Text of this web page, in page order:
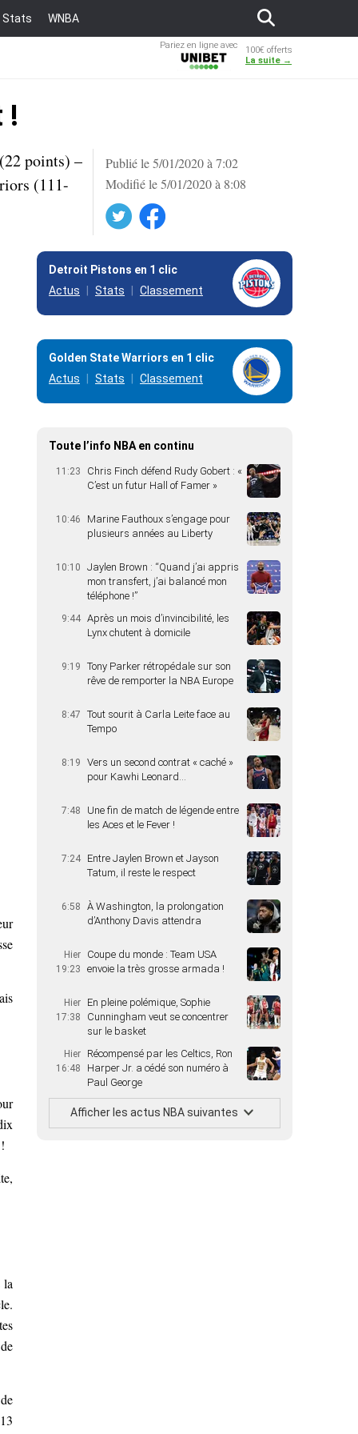
Stats WNBA
Pariez en ligne avec
100€ offerts
La suite →
!
Publié le 5/01/2020 à 7:02
Modifié le 5/01/2020 à 8:08
Facebook
points) –
(111-
la
Detroit Pistons en 1 clic
Actus
Stats Classement
Golden State Warriors en 1 clic
Actus
Stats Classement
Toute l’info NBA en continu
11:23
Chris Finch défend Rudy Gobert : «
C’est un futur Hall of Famer »
10:46
Marine Fauthoux s’engage pour
plusieurs années au Liberty
10:10
Jaylen Brown : “Quand j’ai appris
mon transfert, j’ai balancé mon
téléphone !”
9:44 Après un mois d’invincibilité, les
Lynx chutent à domicile
9:19
Tony Parker rétropédale sur son
rêve de remporter la NBA Europe
8:47
Tout sourit à Carla Leite face au
Tempo
8:19
Vers un second contrat « caché »
pour Kawhi Leonard…
7:48
Une fin de match de légende entre
les Aces et le Fever !
7:24
Entre Jaylen Brown et Jayson
Tatum, il reste le respect
6:58
À Washington, la prolongation
d’Anthony Davis attendra
Hier
19:23
Coupe du monde : Team USA
envoie la très grosse armada !
Hier
17:38
En pleine polémique, Sophie
Cunningham veut se concentrer
sur le basket
Hier
16:48
Récompensé par les Celtics, Ron
Harper Jr. a cédé son numéro à
Paul George
Afficher les actus NBA suivantes